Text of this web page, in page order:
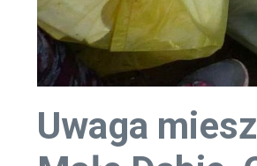
Uwaga